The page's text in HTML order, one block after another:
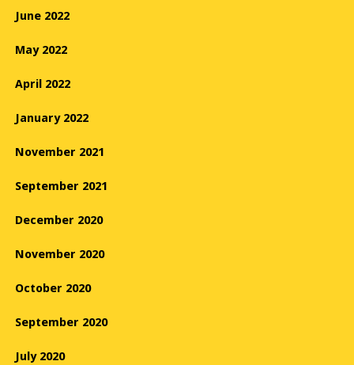
June 2022
May 2022
April 2022
January 2022
November 2021
September 2021
December 2020
November 2020
October 2020
September 2020
July 2020